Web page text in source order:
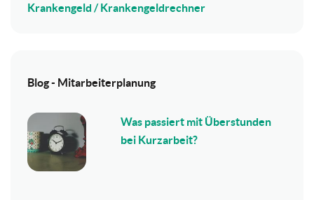
Krankengeld / Krankengeldrechner
Blog - Mitarbeiterplanung
Was passiert mit Überstunden
bei Kurzarbeit?